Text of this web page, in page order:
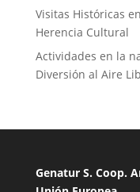
Visitas Históricas
Herencia Cultural
Actividades en la
Diversión al Aire
Genatur S. Coop.